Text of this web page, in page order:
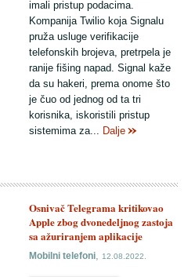
imali pristup podacima.
Kompanija Twilio koja Signalu
pruža usluge verifikacije
telefonskih brojeva, pretrpela je
ranije fišing napad. Signal kaže
da su hakeri, prema onome što
je čuo od jednog od ta tri
korisnika, iskoristili pristup
sistemima za... Dalje
Osnivač Telegrama kritikovao
Apple zbog dvonedeljnog zastoja
sa ažuriranjem aplikacije
Mobilni telefoni,12.08.2022.